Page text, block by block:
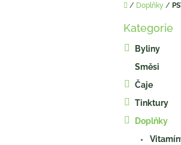
Domů
/ Doplňky /
Přeskočit
Kategorie
Byliny
Směsi
Čaje
Tinktury
Doplňky